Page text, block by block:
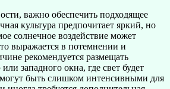
важно обеспечить подходящее
культура предпочитает яркий, но
солнечное воздействие может
выражается в потемнении и
рекомендуется размещать
западного окна, где свет будет
быть слишком интенсивными для